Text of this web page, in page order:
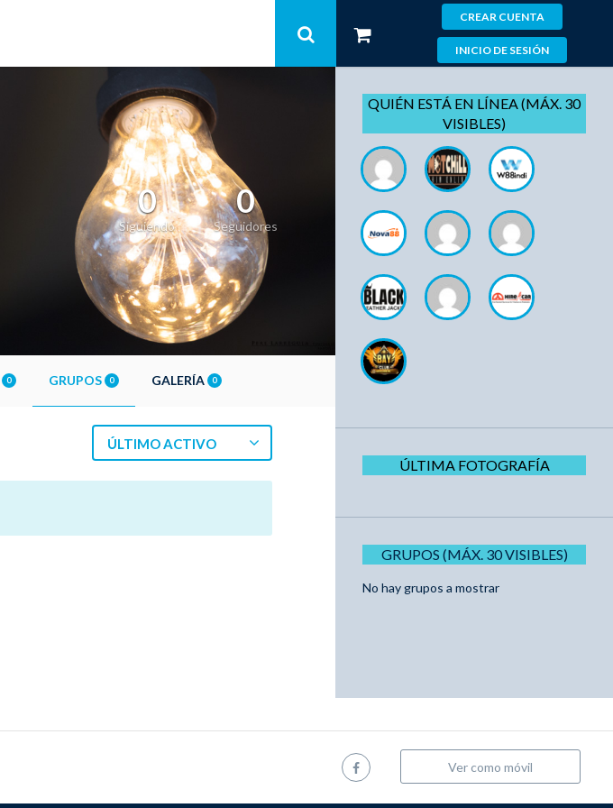
CREAR CUENTA
INICIO DE SESIÓN
0
Siguiendo
0
Seguidores
0 GRUPOS 0 GALERÍA 0
ÚLTIMO ACTIVO
QUIÉN ESTÁ EN LÍNEA (MÁX. 30
VISIBLES)
ÚLTIMA FOTOGRAFÍA
GRUPOS (MÁX. 30 VISIBLES)
No hay grupos a mostrar